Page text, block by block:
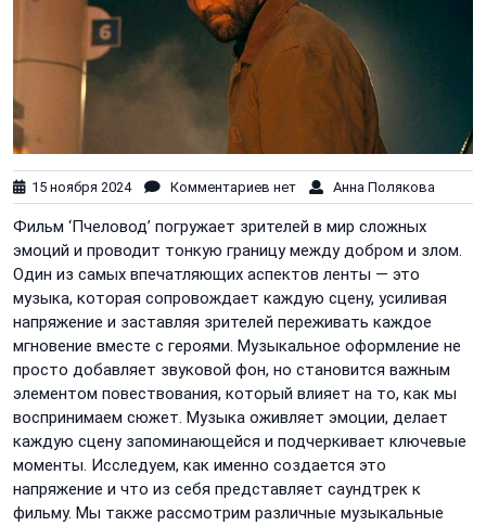
15 ноября 2024 Комментариев нет Анна Полякова
Фильм ‘Пчеловод’ погружает зрителей в мир сложных
эмоций и проводит тонкую границу между добром и злом.
Один из самых впечатляющих аспектов ленты — это
музыка, которая сопровождает каждую сцену, усиливая
напряжение и заставляя зрителей переживать каждое
мгновение вместе с героями. Музыкальное оформление не
просто добавляет звуковой фон, но становится важным
элементом повествования, который влияет на то, как мы
воспринимаем сюжет. Музыка оживляет эмоции, делает
каждую сцену запоминающейся и подчеркивает ключевые
моменты. Исследуем, как именно создается это
напряжение и что из себя представляет саундтрек к
фильму. Мы также рассмотрим различные музыкальные